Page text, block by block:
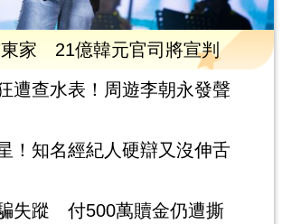
家 21億韓元官司將宣判
遭查水表！周遊李朝永發聲
！知名經紀人硬辯又沒伸舌
失蹤 付500萬贖金仍遭撕